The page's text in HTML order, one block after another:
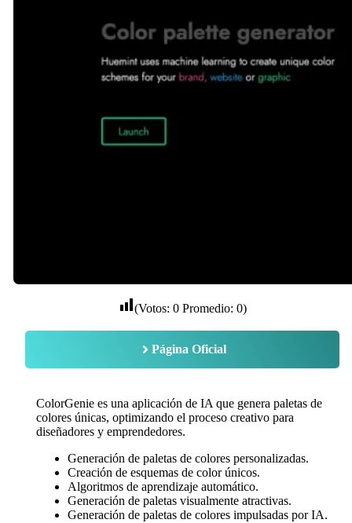
(Votos: 0Promedio: 0)
Página Oficial
ColorGenie es una aplicación de IA que genera paletas de
colores únicas, optimizando el proceso creativo para
diseñadores y emprendedores.
Generación de paletas de colores personalizadas.
Creación de esquemas de color únicos.
Algoritmos de aprendizaje automático.
Generación de paletas visualmente atractivas.
Generación de paletas de colores impulsadas por IA.